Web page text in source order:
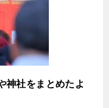
神社をまとめたよ